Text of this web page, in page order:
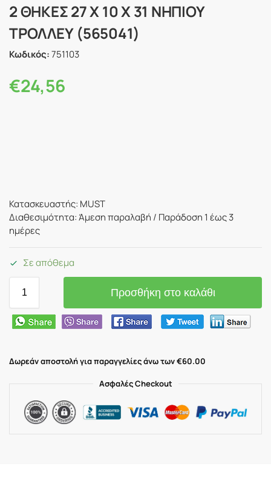
2 ΘΗΚΕΣ 27 Χ 10 X 31 ΝΗΠΙΟΥ
ΤΡΟΛΛΕΥ (565041)
Κωδικός:751103
€24,56
Κατασκευαστής: MUST
Διαθεσιμότητα: Άμεση παραλαβή / Παράδoση 1 έως 3
ημέρες
Σε απόθεμα
Προσθήκη στο καλάθι
Δωρεάν αποστολή για παραγγελίες άνω των €60.00
Ασφαλές Checkout